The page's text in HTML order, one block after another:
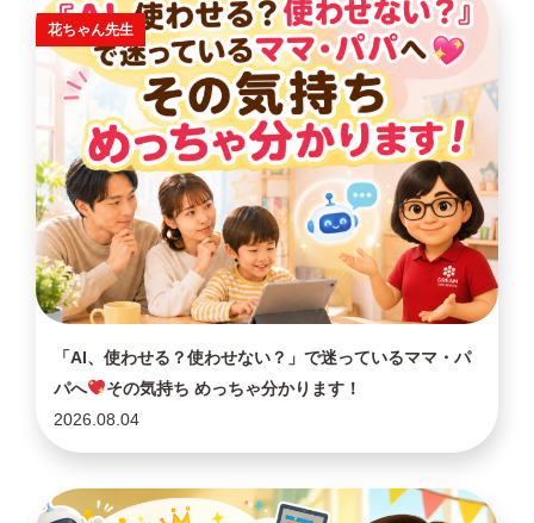
「AI、使わせる？使わせない？」で迷っているママ・パ
パへ
その気持ち めっちゃ分かります！
2026.08.04
花ちゃん先生